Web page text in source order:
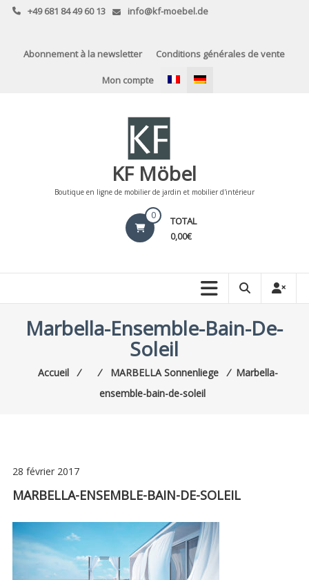
Skip
+49 681 84 49 60 13 info@kf-moebel.de
Abonnement à la newsletter Conditions générales de vente
Mon compte
KF Möbel
Boutique en ligne de mobilier de jardin et mobilier d'intérieur
0 TOTAL
0,00€
Marbella-Ensemble-Bain-De-
Soleil
Accueil ⁄ ⁄ MARBELLA Sonnenliege ⁄ Marbella-
ensemble-bain-de-soleil
28 février 2017
MARBELLA-ENSEMBLE-BAIN-DE-SOLEIL